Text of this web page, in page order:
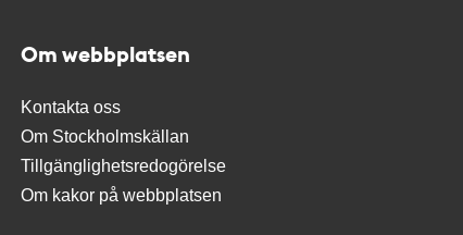
Om webbplatsen
Kontakta oss
Om Stockholmskällan
Tillgänglighetsredogörelse
Om kakor på webbplatsen